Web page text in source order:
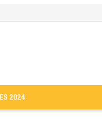
2024